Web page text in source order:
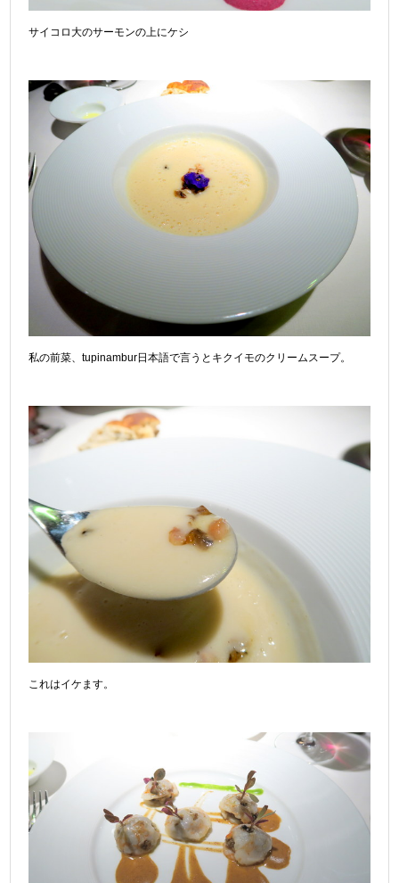
サイコロ大のサーモンの上にケシ
私の前菜、tupinambur日本語で言うとキクイモのクリームスープ。
これはイケます。